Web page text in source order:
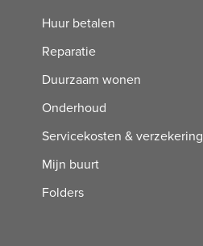
Huur betalen
Reparatie
Duurzaam wonen
Onderhoud
Servicekosten & verzekering
Mijn buurt
Folders